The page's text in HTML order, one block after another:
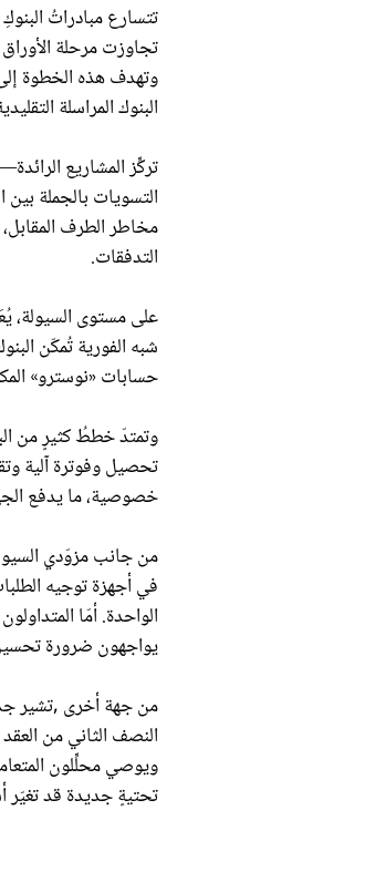
تتسارع مبادراتُ البنوكِ
تجاوزت مرحلة
وتهدف هذه الخطوة
البنوك المراسلة
التسويات بالجملة
مخاطر الطرف
التدفقات.
على مستوى السيولة،
شبه الفورية تُمكّن
حسابات «نوسترو»
وتمتدّ خططُ كثيرٍ من
تحصيل وفوترة آلية
خصوصية، ما يدفع
من جانب مزوّدي
في أجهزة توجيه
الواحدة. أمّا
يواجهون ضرورة تحسين
من جهة أخرى ,تشير
النصف الثاني من
ويوصي محلِّلون
تحتيةٍ جديدة قد تغيّر